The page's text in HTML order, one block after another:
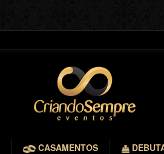
CASAMENTOS